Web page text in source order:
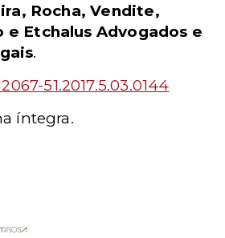
Rocha, Vendite,
e Etchalus Advogados e
.
51.2017.5.03.0144
íntegra.